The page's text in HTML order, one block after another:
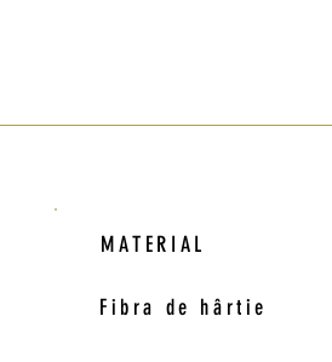
MATERIAL
Fibra de hârtie